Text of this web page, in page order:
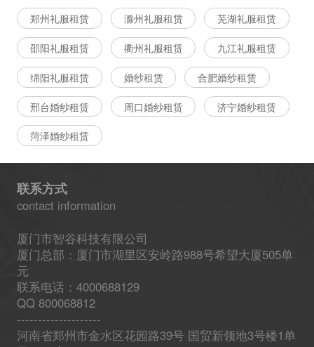
郑州礼服租赁 滁州礼服租赁 芜湖礼服租赁
邵阳礼服租赁 衢州礼服租赁 九江礼服租赁
绵阳礼服租赁 婚纱租赁 合肥婚纱租赁
邢台婚纱租赁 周口婚纱租赁 济宁婚纱租赁
菏泽婚纱租赁
联系方式
contact information
厦门市智谷科技有限公司
厦门总部：厦门市湖里区安岭路988号希望大厦505单
元
联系电话：4000688129
QQ 800068812
--------------------
河南省郑州市金水区花园路39号 国贸新领地3号楼1单